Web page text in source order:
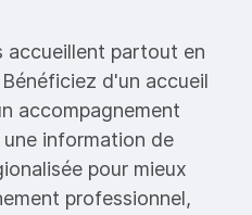
accueillent partout en
d'un accueil
accompagnement
information de
pour mieux
professionnel,